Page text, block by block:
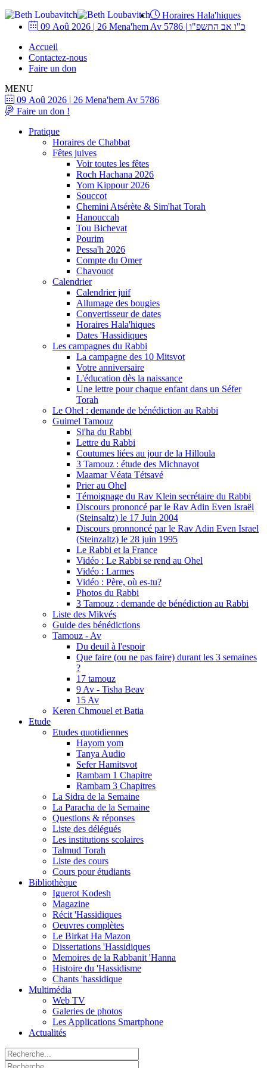
Horaires Hala'hiques
09 Aoû 2026 | 26 Mena'hem Av 5786 | כ"ו אב התשפ"ו
Accueil
Contactez-nous
Faire un don
MENU
09 Aoû 2026 | 26 Mena'hem Av 5786
Faire un don !
Pratique
Horaires de Chabbat
Fêtes juives
Voir toutes les fêtes
Roch Hachana 2026
Yom Kippour 2026
Souccot
Chemini Atsérète & Sim'hat Torah
Hanouccah
Tou Bichevat
Pourim
Pessa'h 2026
Compte du Omer
Chavouot
Calendrier
Calendrier juif
Allumage des bougies
Convertisseur de dates
Horaires Hala'hiques
Dates 'Hassidiques
Les campagnes du Rabbi
La campagne des 10 Mitsvot
Votre anniversaire
L'éducation dès la naissance
Une lettre pour chaque enfant dans un Séfer
Torah
Le Ohel : demande de bénédiction au Rabbi
Guimel Tamouz
Si'ha du Rabbi
Lettre du Rabbi
Coutumes liées au jour de la Hilloula
3 Tamouz : étude des Michnayot
Maamar Véata Tétsavé
Prier au Ohel
Témoignage du Rav Klein secrétaire du Rabbi
Discours prononcé par le Rav Adin Even Israël
(Steinsaltz) le 17 Juin 2004
Discours pronnoncé par le Rav Adin Even Israel
(Steinzaltz) le 28 juin 1995
Le Rabbi et la France
Vidéo : Le Rabbi se rend au Ohel
Vidéo : Larmes
Vidéo : Père, où es-tu?
Photos du Rabbi
3 Tamouz : demande de bénédiction au Rabbi
Liste des Mikvés
Guide des bénédictions
Tamouz - Av
Du deuil à l'espoir
Que faire (ou ne pas faire) durant les 3 semaines
?
17 tamouz
9 Av - Tisha Beav
15 Av
Keren Chmouel et Batia
Etude
Etudes quotidiennes
Hayom yom
Tanya Audio
Sefer Hamitsvot
Rambam 1 Chapitre
Rambam 3 Chapitres
La Sidra de la Semaine
La Paracha de la Semaine
Questions & réponses
Liste des délégués
Les institutions scolaires
Talmud Torah
Liste des cours
Cours pour étudiants
Bibliothèque
Iguerot Kodesh
Magazine
Récit 'Hassidiques
Oeuvres complètes
Le Birkat Ha Mazon
Dissertations 'Hassidiques
Memoires de la Rabbanit 'Hanna
Histoire du 'Hassidisme
Chants 'hassidique
Multimédia
Web TV
Galeries de photos
Les Applications Smartphone
Actualités